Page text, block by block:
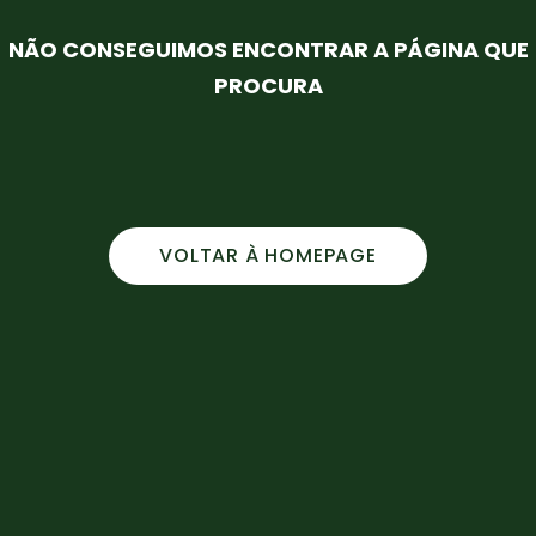
NÃO CONSEGUIMOS ENCONTRAR A PÁGINA QUE
PROCURA
VOLTAR À HOMEPAGE